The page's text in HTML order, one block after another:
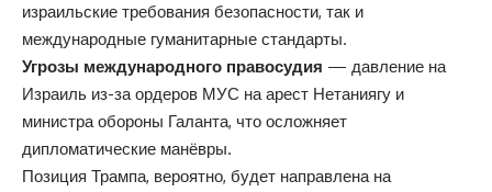
израильские требования безопасности, так и
международные гуманитарные стандарты.
Угрозы международного правосудия — давление на
Израиль из-за ордеров МУС на арест Нетаниягу и
министра обороны Галанта, что осложняет
дипломатические манёвры.
Позиция Трампа, вероятно, будет направлена на